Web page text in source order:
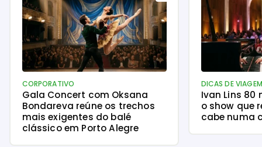
CORPORATIVO
Gala Concert com Oksana
Bondareva reúne os trechos
mais exigentes do balé
clássico em Porto Alegre
DICAS DE VIAGEM
Ivan Lins 80
o show que
cabe numa